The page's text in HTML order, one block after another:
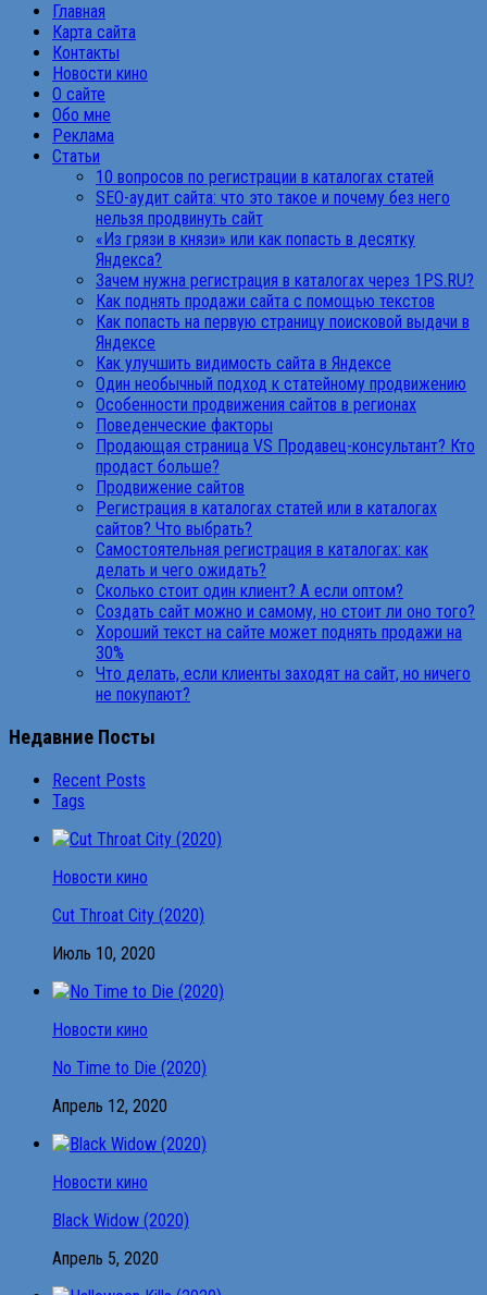
Главная
Карта сайта
Контакты
Новости кино
О сайте
Обо мне
Реклама
Статьи
10 вопросов по регистрации в каталогах статей
SEO-аудит сайта: что это такое и почему без него
нельзя продвинуть сайт
«Из грязи в князи» или как попасть в десятку
Яндекса?
Зачем нужна регистрация в каталогах через 1PS.RU?
Как поднять продажи сайта с помощью текстов
Как попасть на первую страницу поисковой выдачи в
Яндексе
Как улучшить видимость сайта в Яндексе
Один необычный подход к статейному продвижению
Особенности продвижения сайтов в регионах
Поведенческие факторы
Продающая страница VS Продавец-консультант? Кто
продаст больше?
Продвижение сайтов
Регистрация в каталогах статей или в каталогах
сайтов? Что выбрать?
Самостоятельная регистрация в каталогах: как
делать и чего ожидать?
Сколько стоит один клиент? А если оптом?
Создать сайт можно и самому, но стоит ли оно того?
Хороший текст на сайте может поднять продажи на
30%
Что делать, если клиенты заходят на сайт, но ничего
не покупают?
Недавние Посты
Recent Posts
Tags
Новости кино
Cut Throat City (2020)
Июль 10, 2020
Новости кино
No Time to Die (2020)
Апрель 12, 2020
Новости кино
Black Widow (2020)
Апрель 5, 2020